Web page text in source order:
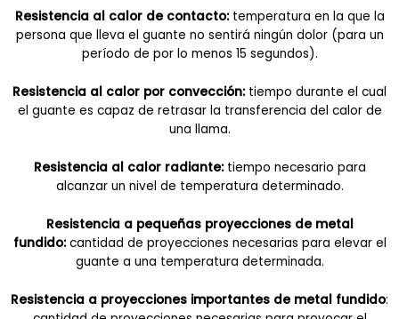
Resistencia al calor de contacto:temperatura en la que la
persona que lleva el guante no sentirá ningún dolor (para un
período de por lo menos 15 segundos).
Resistencia al calor por convección:tiempo durante el cual
el guante es capaz de retrasar la transferencia del calor de
una llama.
Resistencia al calor radiante:tiempo necesario para
alcanzar un nivel de temperatura determinado.
Resistencia a pequeñas proyecciones de metal
fundido:cantidad de proyecciones necesarias para elevar el
guante a una temperatura determinada.
Resistencia a proyecciones importantes de metal fundido: